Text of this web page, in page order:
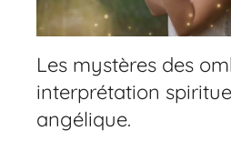
Les mystères des
interprétation
angélique.